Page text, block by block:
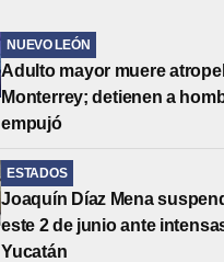
NUEVO LEÓN
Adulto mayor muere
Monterrey; detienen a
empujó
ESTADOS
Joaquín Díaz Mena
este 2 de junio ante
Yucatán